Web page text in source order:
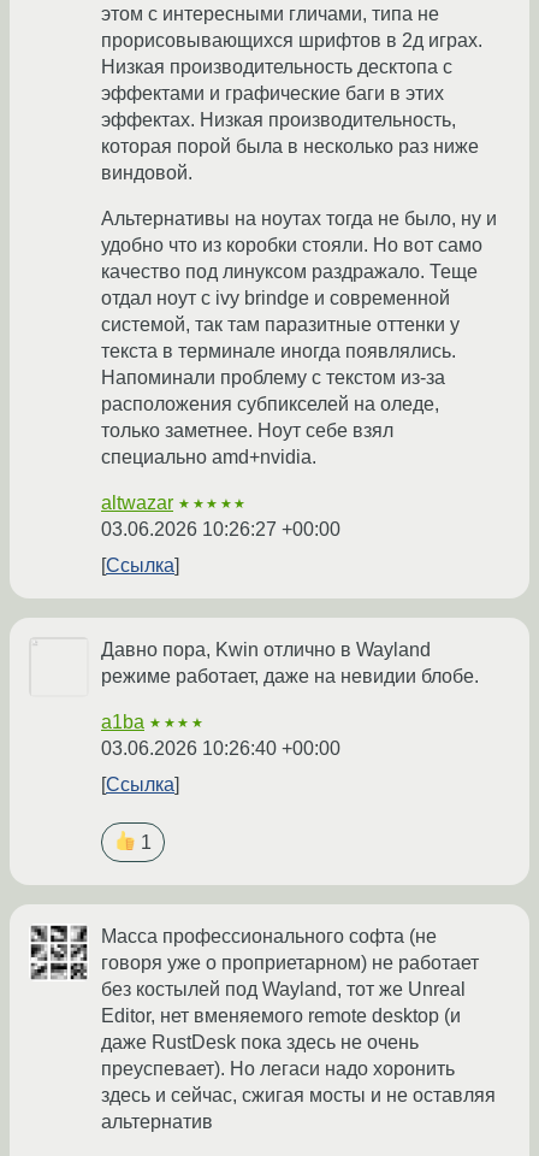
этом с интересными гличами, типа не
прорисовывающихся шрифтов в 2д играх.
Низкая производительность десктопа с
эффектами и графические баги в этих
эффектах. Низкая производительность,
которая порой была в несколько раз ниже
виндовой.
Альтернативы на ноутах тогда не было, ну и
удобно что из коробки стояли. Но вот само
качество под линуксом раздражало. Теще
отдал ноут с ivy brindge и современной
системой, так там паразитные оттенки у
текста в терминале иногда появлялись.
Напоминали проблему с текстом из-за
расположения субпикселей на оледе,
только заметнее. Ноут себе взял
специально amd+nvidia.
altwazar ★★★★★
03.06.2026 10:26:27 +00:00
Ссылка
Давно пора, Kwin отлично в Wayland
режиме работает, даже на невидии блобе.
a1ba ★★★★
03.06.2026 10:26:40 +00:00
Ссылка
1
Масса профессионального софта (не
говоря уже о проприетарном) не работает
без костылей под Wayland, тот же Unreal
Editor, нет вменяемого remote desktop (и
даже RustDesk пока здесь не очень
преуспевает). Но легаси надо хоронить
здесь и сейчас, сжигая мосты и не оставляя
альтернатив